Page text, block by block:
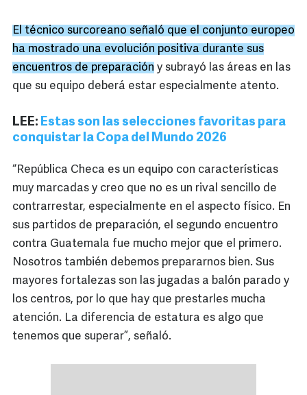
El técnico surcoreano señaló que el conjunto europeo
ha mostrado una evolución positiva durante sus
encuentros de preparación y subrayó las áreas en las
que su equipo deberá estar especialmente atento.
LEE: Estas son las selecciones favoritas para
conquistar la Copa del Mundo 2026
“República Checa es un equipo con características
muy marcadas y creo que no es un rival sencillo de
contrarrestar, especialmente en el aspecto físico. En
sus partidos de preparación, el segundo encuentro
contra Guatemala fue mucho mejor que el primero.
Nosotros también debemos prepararnos bien. Sus
mayores fortalezas son las jugadas a balón parado y
los centros, por lo que hay que prestarles mucha
atención. La diferencia de estatura es algo que
tenemos que superar”, señaló.